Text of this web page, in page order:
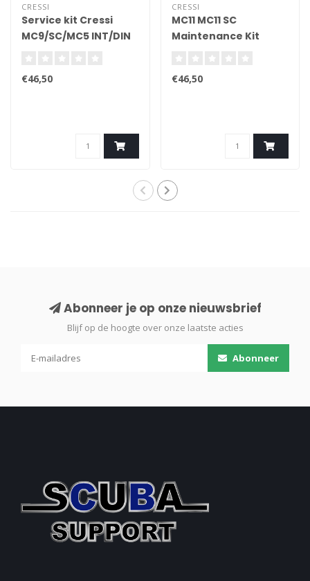
CRESSI
Service kit Cressi
MC9/SC/MC5 INT/DIN
€46,50
CRESSI
MC11 MC11 SC
Maintenance Kit
€46,50
Abonneer je op onze nieuwsbrief
Blijf op de hoogte over onze laatste acties
Abonneer